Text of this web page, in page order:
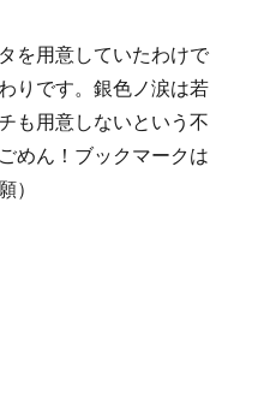
を用意していたわけで
りです。銀色ノ涙は若
も用意しないという不
めん！ブックマークは
）